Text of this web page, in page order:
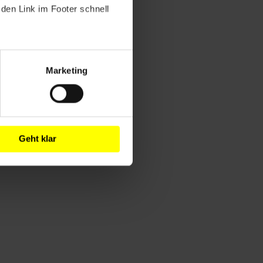
Link im Footer schnell
Marketing
Geht klar